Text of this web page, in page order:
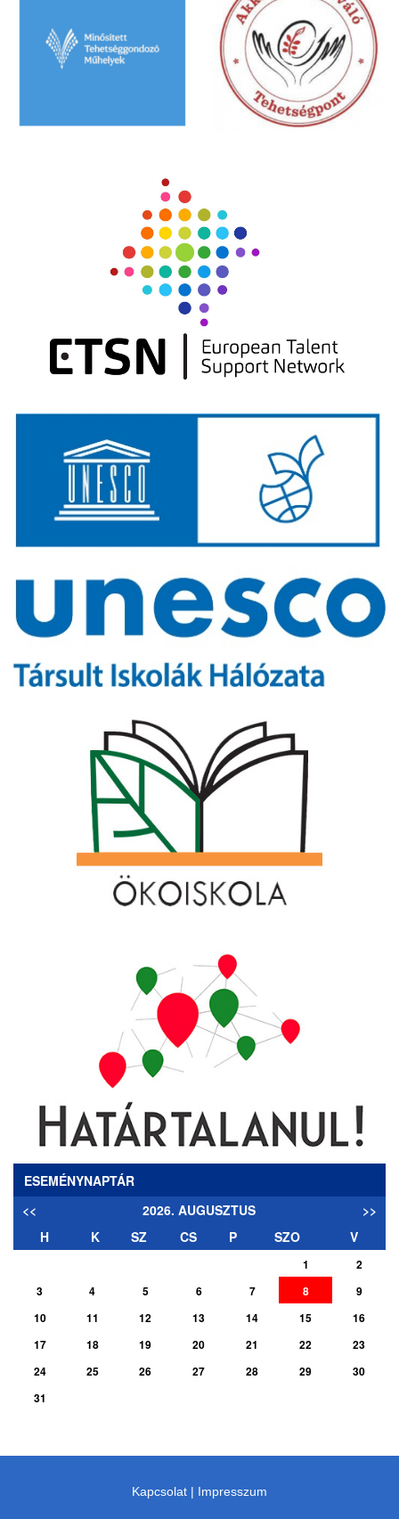
ESEMÉNYNAPTÁR
<<
2026. AUGUSZTUS
>>
H
K SZ CS P SZO V
1
2
3
4 5 6 7 8
9
10
11 12 13 14 15
16
17
18 19 20 21 22
23
24
25 26 27 28 29
30
31
Kapcsolat | Impresszum